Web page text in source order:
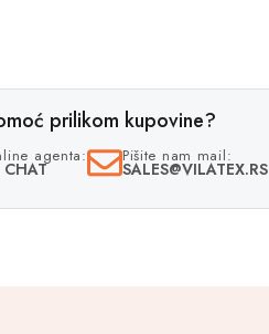
prilikom kupovine?
agenta:
CHAT
Pišite nam mail:
SALES@VILATEX.RS